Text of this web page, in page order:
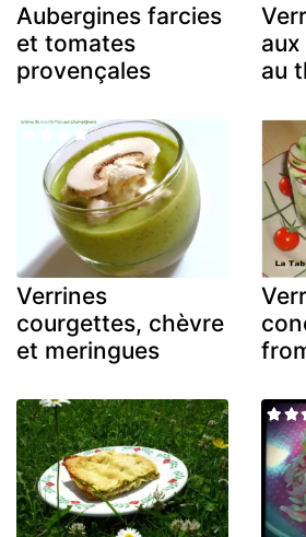
Aubergines farcies
et tomates
provençales
au
Verrines
courgettes, chèvre
et meringues